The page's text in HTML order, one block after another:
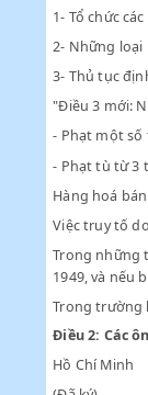
Điều 1:Nay
"Điều 2
1- Tổ chức
2- Những
3- Thủ tục
- Phạt một
- Phạt tù từ
Hàng hoá
Việc truy
Trong
1949, và